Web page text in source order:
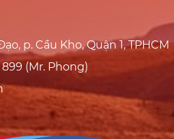
p. Cầu Kho, Quận 1, TPHCM
899 (Mr. Phong)